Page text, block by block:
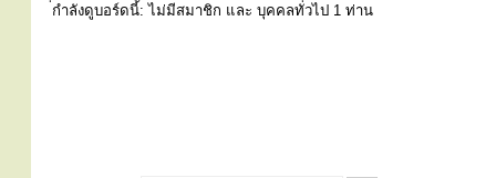
่กำลังดูบอร์ดนี้: ไม่มีสมาชิก และ บุคคลทั่วไป 1 ท่าน